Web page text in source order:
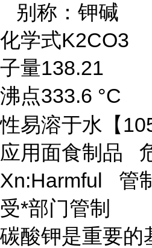
别称：钾碱
化学式
子量138.21
沸点333.6
性易溶于水【
应用面食制品
Xn:Harmful 管
受*部门管制
碳酸钾是重要的